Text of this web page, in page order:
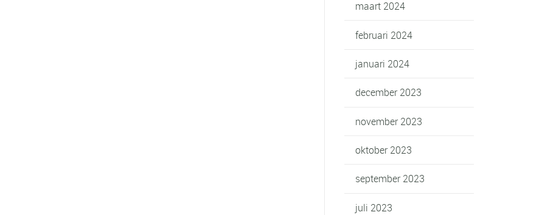
maart 2024
februari 2024
januari 2024
december 2023
november 2023
oktober 2023
september 2023
juli 2023